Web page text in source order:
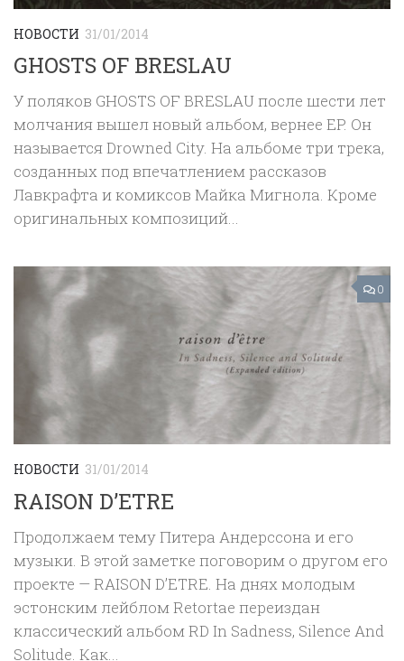
НОВОСТИ 31/01/2014
GHOSTS OF BRESLAU
У поляков GHOSTS OF BRESLAU после шести лет
молчания вышел новый альбом, вернее EP. Он
называется Drowned City. На альбоме три трека,
созданных под впечатлением рассказов
Лавкрафта и комиксов Майка Мигнола. Кроме
оригинальных композиций...
0
НОВОСТИ 31/01/2014
RAISON D’ETRE
Продолжаем тему Питера Андерссона и его
музыки. В этой заметке поговорим о другом его
проекте — RAISON D’ETRE. На днях молодым
эстонским лейблом Retortae переиздан
классический альбом RD In Sadness, Silence And
Solitude. Как...